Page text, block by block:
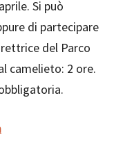
Si può
di partecipare
del Parco
camelieto: 2 ore.